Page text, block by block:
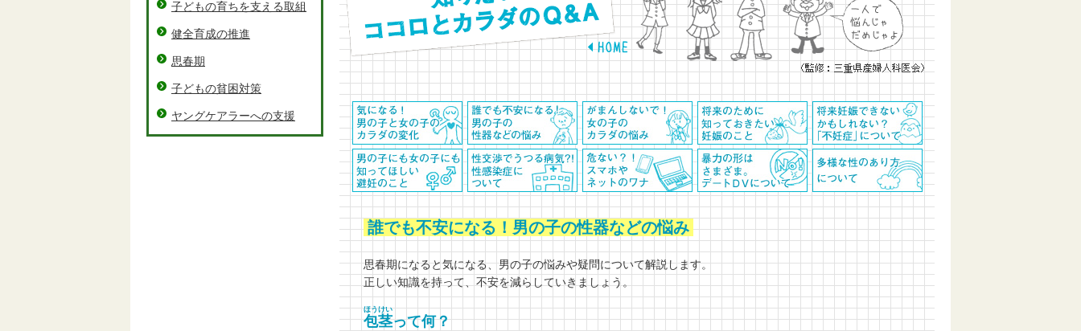
誰でも不安になる！男の子の性器などの悩み
思春期になると気になる、男の子の悩みや疑問について解説します。
正しい知識を持って、不安を減らしていきましょう。
包茎
ほうけい
って何？
子どもの育ちを支える取組
健全育成の推進
思春期
子どもの貧困対策
ヤングケアラーへの支援